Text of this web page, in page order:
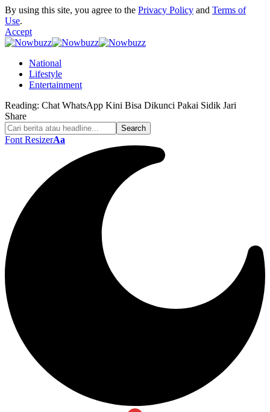
By using this site, you agree to the Privacy Policy and Terms of
Use.
Accept
National
Lifestyle
Entertainment
Reading: Chat WhatsApp Kini Bisa Dikunci Pakai Sidik Jari
Share
Font ResizerAa